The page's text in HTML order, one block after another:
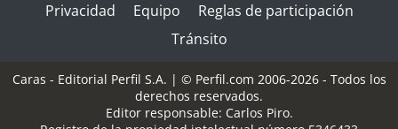
Privacidad
Equipo
Reglas de participación
Tránsito
Caras - Editorial Perfil S.A. | © Perfil.com 2006-2026 - Todos los
derechos reservados.
Editor responsable: Carlos Piro.